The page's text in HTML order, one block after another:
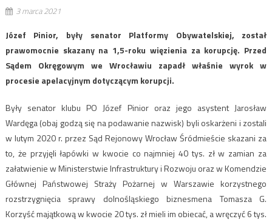
3 marca 2021
Józef Pinior, były senator Platformy Obywatelskiej, został
prawomocnie skazany na 1,5-roku więzienia za korupcję. Przed
Sądem Okręgowym we Wrocławiu zapadł właśnie wyrok w
procesie apelacyjnym dotyczącym korupcji.
Były senator klubu PO Józef Pinior oraz jego asystent Jarosław
Wardęga (obaj godzą się na podawanie nazwisk) byli oskarżeni i zostali
w lutym 2020 r. przez Sąd Rejonowy Wrocław Śródmieście skazani za
to, że przyjęli łapówki w kwocie co najmniej 40 tys. zł w zamian za
załatwienie w Ministerstwie Infrastruktury i Rozwoju oraz w Komendzie
Głównej Państwowej Straży Pożarnej w Warszawie korzystnego
rozstrzygnięcia sprawy dolnośląskiego biznesmena Tomasza G.
Korzyść majątkową w kwocie 20 tys. zł mieli im obiecać, a wręczyć 6 tys.